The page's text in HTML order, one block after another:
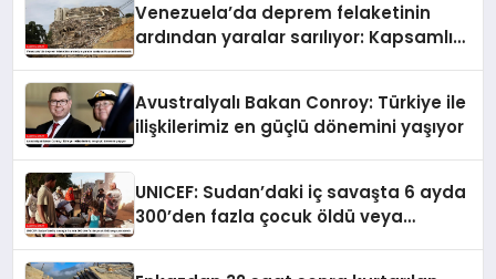
Venezuela’da deprem felaketinin
ardından yaralar sarılıyor: Kapsamlı
Avustralyalı Bakan Conroy: Türkiye ile
ilişkilerimiz en güçlü dönemini yaşıyor
UNICEF: Sudan’daki iç savaşta 6 ayda
300’den fazla çocuk öldü veya